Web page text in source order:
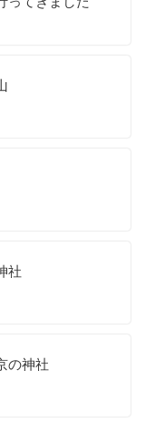
社
の神社